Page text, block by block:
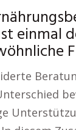
einmal